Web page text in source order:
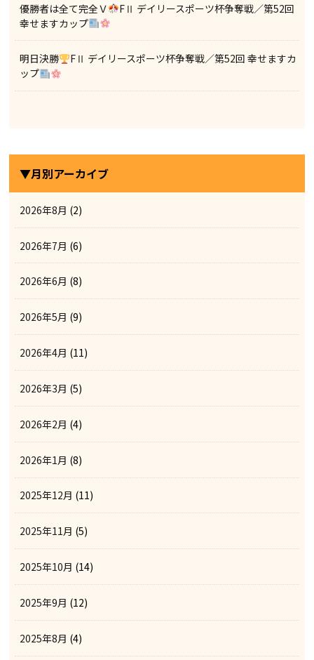
優勝者は全て完全Ｖ
FⅡ デイリースポーツ杯争奪戦／第52回
幸せますカップ
明日決勝
FⅡ デイリースポーツ杯争奪戦／第52回 幸せますカ
ップ
▼月別アーカイブ
2026年8月 (2)
2026年7月 (6)
2026年6月 (8)
2026年5月 (9)
2026年4月 (11)
2026年3月 (5)
2026年2月 (4)
2026年1月 (8)
2025年12月 (11)
2025年11月 (5)
2025年10月 (14)
2025年9月 (12)
2025年8月 (4)